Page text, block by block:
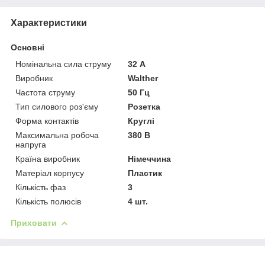
Характеристики
Основні
Номінальна сила струму
32 А
Виробник
Walther
Частота струму
50 Гц
Тип силового роз'єму
Розетка
Форма контактів
Круглі
Максимальна робоча
напруга
380 В
Країна виробник
Німеччина
Матеріал корпусу
Пластик
Кількість фаз
3
Кількість полюсів
4 шт.
Приховати